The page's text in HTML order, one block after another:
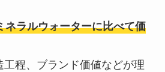
ネラルウォーターに比べて価
工程、ブランド価値などが理